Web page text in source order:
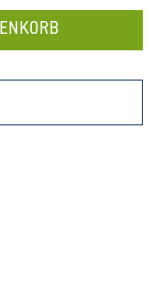
Wert